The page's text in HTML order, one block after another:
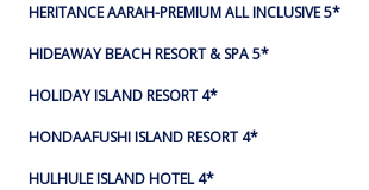
HERITANCE AARAH-PREMIUM ALL INCLUSIVE 5*
HIDEAWAY BEACH RESORT & SPA 5*
HOLIDAY ISLAND RESORT 4*
HONDAAFUSHI ISLAND RESORT 4*
HULHULE ISLAND HOTEL 4*